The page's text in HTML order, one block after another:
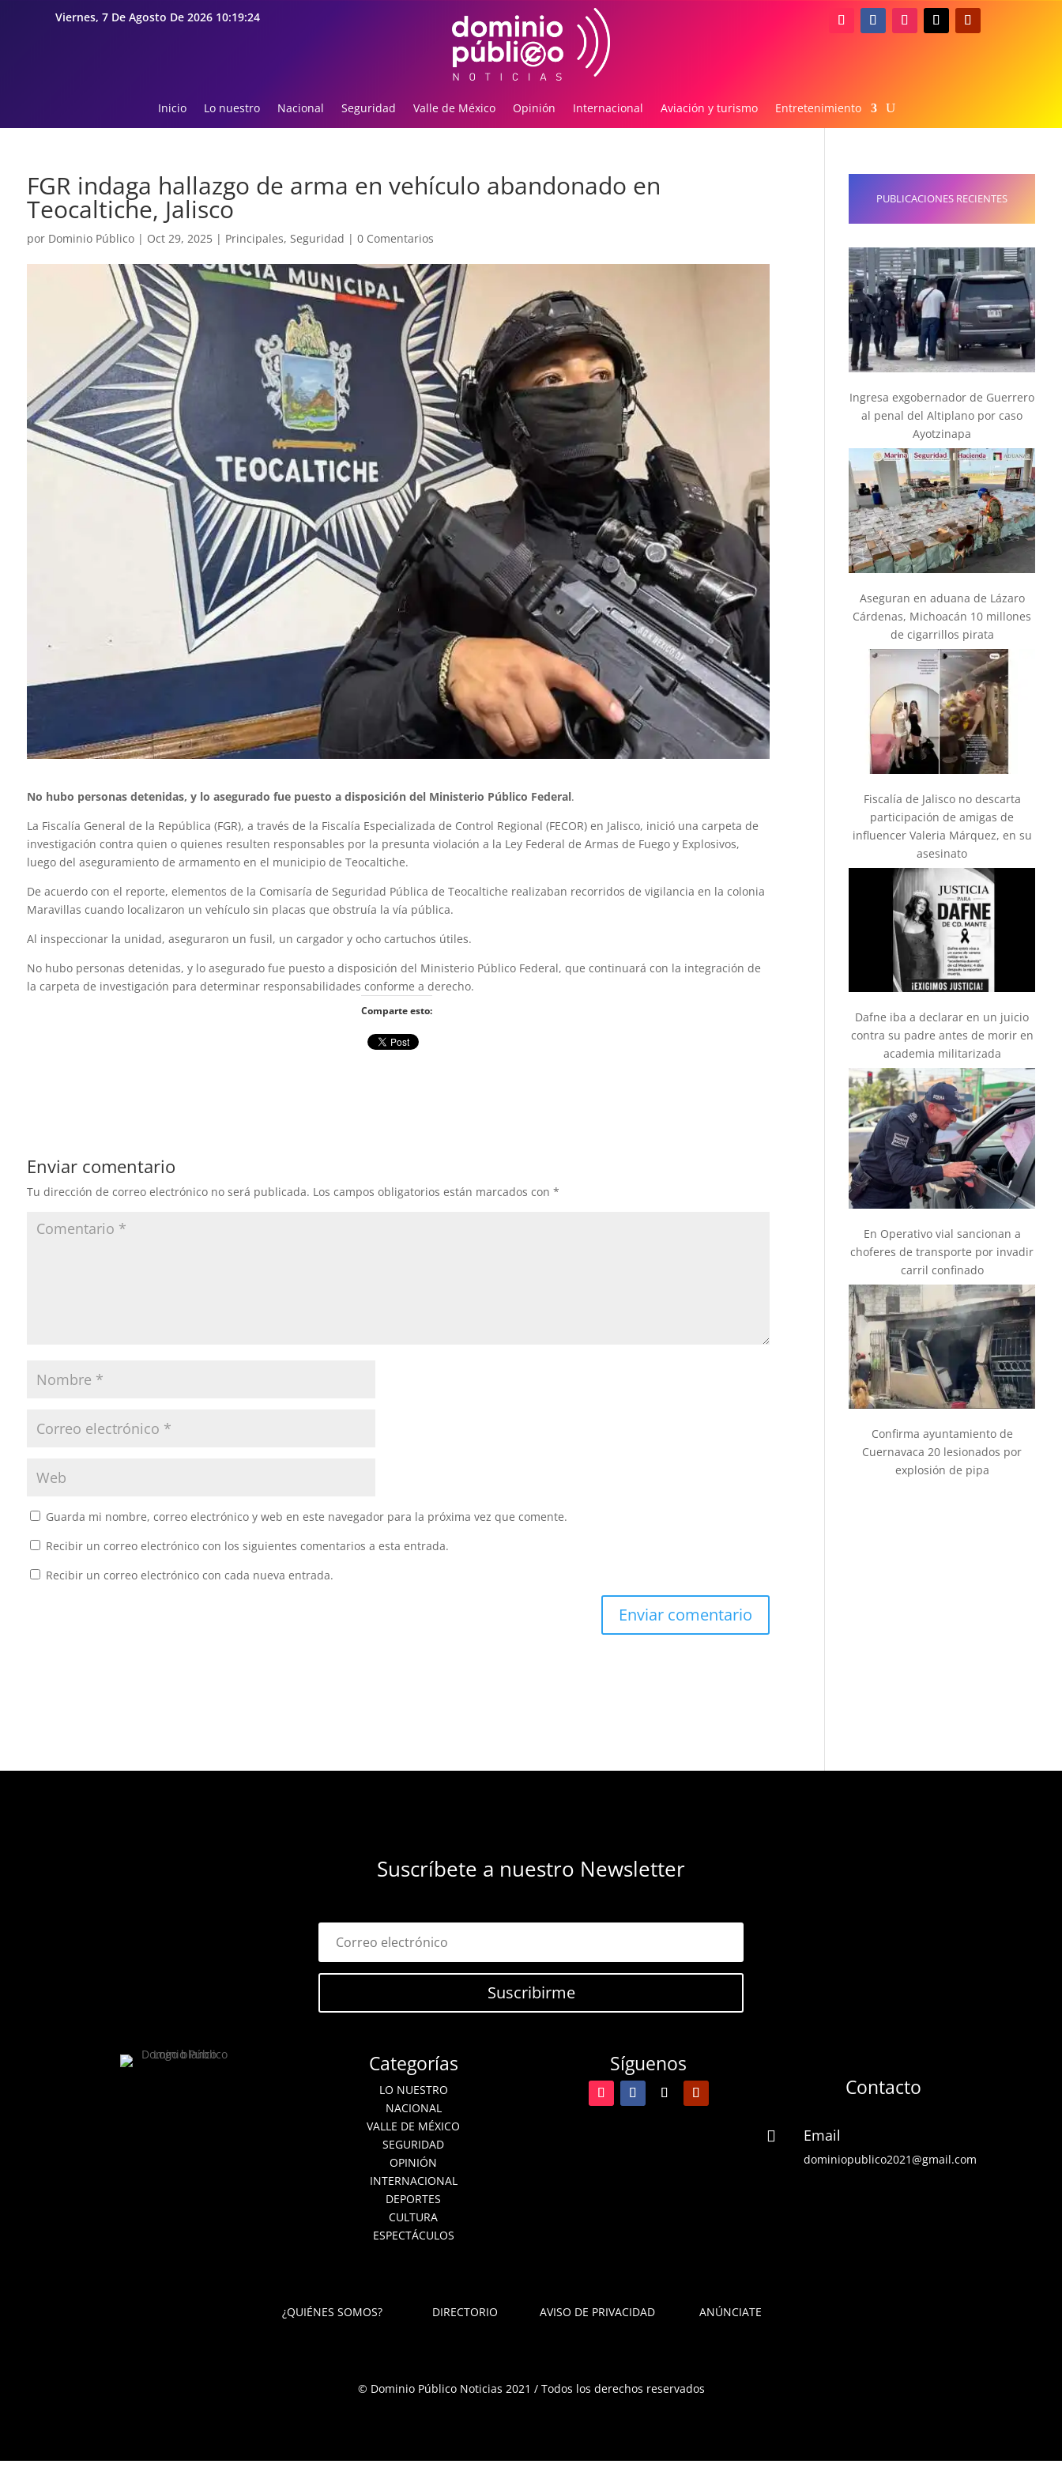
Viernes, 7 De Agosto De 2026 10:19:25
Inicio Lo nuestro Nacional Seguridad Valle de México Opinión Internacional Aviación y turismo Entretenimiento
FGR indaga hallazgo de arma en vehículo abandonado en
Teocaltiche, Jalisco
por Dominio Público| Oct 29, 2025| Principales, Seguridad | 0 Comentarios
No hubo personas detenidas, y lo asegurado fue puesto a disposición del Ministerio Público Federal.
La Fiscalía General de la República (FGR), a través de la Fiscalía Especializada de Control Regional (FECOR) en Jalisco, inició una carpeta de
investigación contra quien o quienes resulten responsables por la presunta violación a la Ley Federal de Armas de Fuego y Explosivos,
luego del aseguramiento de armamento en el municipio de Teocaltiche.
De acuerdo con el reporte, elementos de la Comisaría de Seguridad Pública de Teocaltiche realizaban recorridos de vigilancia en la colonia
Maravillas cuando localizaron un vehículo sin placas que obstruía la vía pública.
Al inspeccionar la unidad, aseguraron un fusil, un cargador y ocho cartuchos útiles.
No hubo personas detenidas, y lo asegurado fue puesto a disposición del Ministerio Público Federal, que continuará con la integración de
la carpeta de investigación para determinar responsabilidades conforme a derecho.
Comparte esto:
Enviar comentario
Tu dirección de correo electrónico no será publicada. Los campos obligatorios están marcados con *
Guarda mi nombre, correo electrónico y web en este navegador para la próxima vez que comente.
Recibir un correo electrónico con los siguientes comentarios a esta entrada.
Recibir un correo electrónico con cada nueva entrada.
PUBLICACIONES RECIENTES
Ingresa exgobernador de Guerrero
al penal del Altiplano por caso
Ayotzinapa
Aseguran en aduana de Lázaro
Cárdenas, Michoacán 10 millones
de cigarrillos pirata
Fiscalía de Jalisco no descarta
participación de amigas de
influencer Valeria Márquez, en su
asesinato
Dafne iba a declarar en un juicio
contra su padre antes de morir en
academia militarizada
En Operativo vial sancionan a
choferes de transporte por invadir
carril confinado
Confirma ayuntamiento de
Cuernavaca 20 lesionados por
explosión de pipa
Suscríbete a nuestro Newsletter
Suscribirme
Categorías
LO NUESTRO
NACIONAL
VALLE DE MÉXICO
SEGURIDAD
OPINIÓN
INTERNACIONAL
DEPORTES
CULTURA
ESPECTÁCULOS
Síguenos
Contacto
 Email
dominiopublico2021@gmail.com
¿QUIÉNES SOMOS? DIRECTORIO AVISO DE PRIVACIDAD ANÚNCIATE
© Dominio Público Noticias 2021 / Todos los derechos reservados